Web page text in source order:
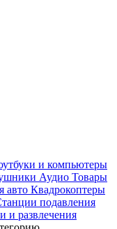
и компьютеры
Аудио Товары
авто Квадрокоптеры
подавления
и развлечения